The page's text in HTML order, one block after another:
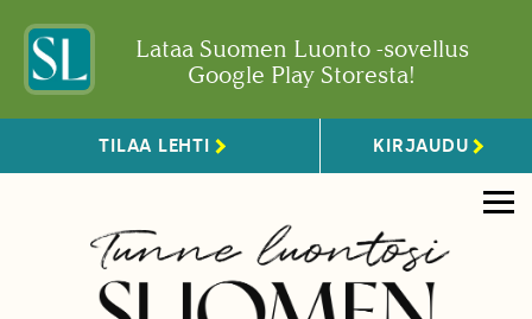
Lataa Suomen Luonto -sovellus
Google Play Storesta!
TILAA LEHTI KIRJAUDU